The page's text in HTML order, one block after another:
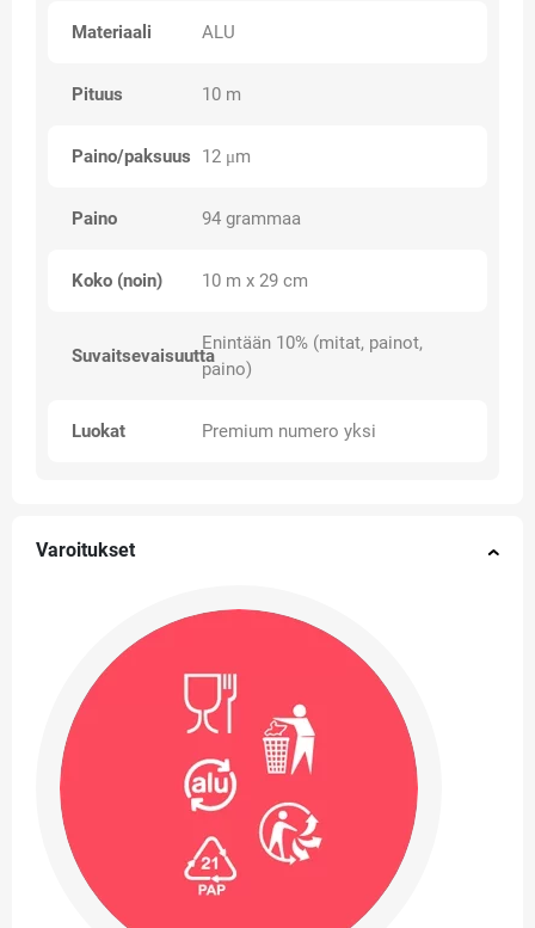
Materiaali ALU
Pituus 10 m
Paino/paksuus 12 μm
Paino 94 grammaa
Koko (noin) 10 m x 29 cm
Suvaitsevaisuutta
Enintään 10% (mitat, painot,
paino)
Luokat Premium numero yksi
Varoitukset